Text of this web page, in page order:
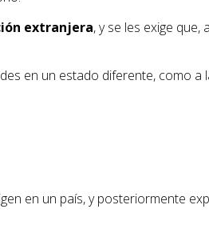
extranjera, y se les exige
en un estado diferente, como a
en un país, y posteriormente